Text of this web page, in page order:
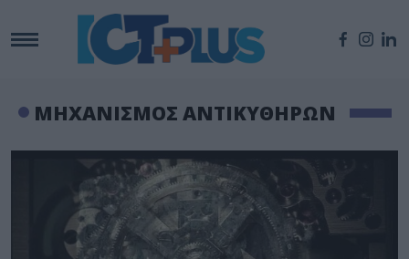
ΜΗΧΑΝΙΣΜΟΣ ΑΝΤΙΚΥΘΗΡΩΝ